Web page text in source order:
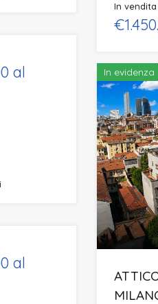
al
al
In vendita
In evidenza